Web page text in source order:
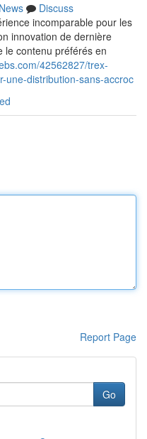
News
Discuss
incomparable pour les
innovation de dernière
le contenu préférés en
42562827/trex-
une-distribution-sans-accroc
Report Page
Go